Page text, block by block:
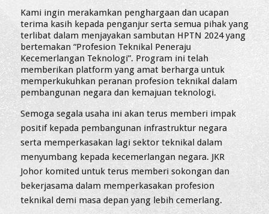
Kami ingin merakamkan penghargaan dan ucapan
terima kasih kepada penganjur serta semua pihak yang
terlibat dalam menjayakan sambutan HPTN 2024 yang
bertemakan “Profesion Teknikal Peneraju
Kecemerlangan Teknologi”. Program ini telah
memberikan platform yang amat berharga untuk
memperkukuhkan peranan profesion teknikal dalam
pembangunan negara dan kemajuan teknologi.
Semoga segala usaha ini akan terus memberi impak
positif kepada pembangunan infrastruktur negara
serta memperkasakan lagi sektor teknikal dalam
menyumbang kepada kecemerlangan negara. JKR
Johor komited untuk terus memberi sokongan dan
bekerjasama dalam memperkasakan profesion
teknikal demi masa depan yang lebih cemerlang.